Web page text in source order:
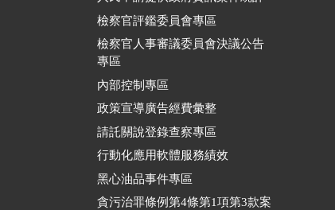
檢察官評鑑委員會專區
檢察官人事審議委員會決議公告
專區
內部控制專區
政策宣導廣告經費彙整
請託關說登錄查察專區
行動化應用軟體服務績效
黑心油品事件專區
貪污治罪條例第4條第1項第3款案